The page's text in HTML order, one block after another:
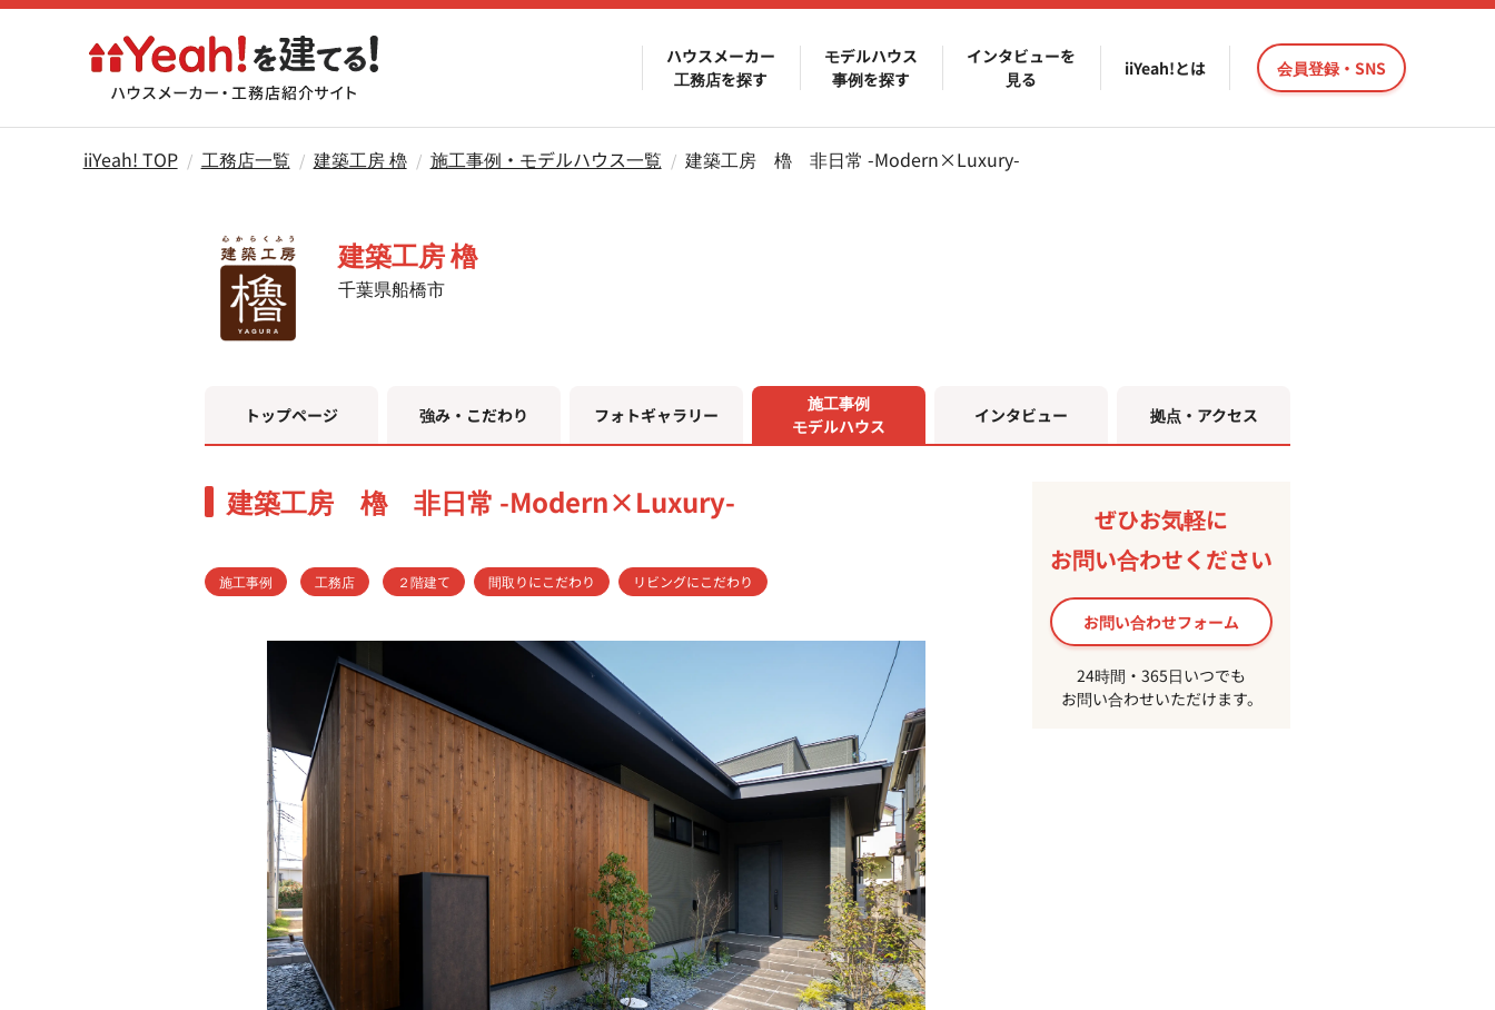
ハウスメーカー
工務店を探す
モデルハウス
事例を探す
インタビューを
見る
iiYeah!とは 会員登録・SNS
iiYeah! TOP 工務店一覧 建築工房 櫓 施工事例・モデルハウス一覧 建築工房　櫓　非日常 -Modern×Luxury-
建築工房 櫓
千葉県船橋市
トップページ 強み・こだわり フォトギャラリー
施工事例
モデルハウス
インタビュー 拠点・アクセス
建築工房 櫓 非日常 -Modern×Luxury-
施工事例 工務店 ２階建て 間取りにこだわり リビングにこだわり
ぜひお気軽に
お問い合わせください
お問い合わせフォーム
24時間・365日いつでも
お問い合わせいただけます。